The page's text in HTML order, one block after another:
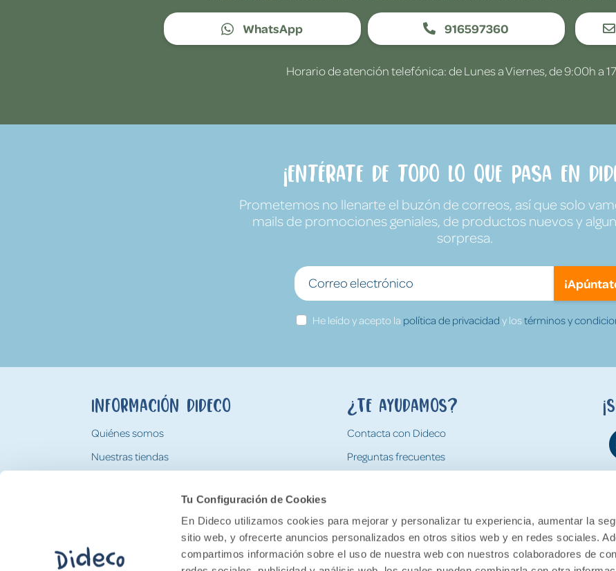
Tu Configuración de Cookies
En Dideco utilizamos cookies para mejorar y personalizar tu experiencia, aumentar la
sitio web, y ofrecerte anuncios personalizados en otros sitios web y en redes sociales.
compartimos información sobre el uso de nuestra web con nuestros colaboradores de
WhatsApp 916597360
Horario de atención telefónica: de Lunes a Viernes, de 9:00h a
¡Entérate de todo lo que pasa en
Prometemos no llenarte el buzón de correos, así que solo
mails de promociones geniales, de productos nuevos y
sorpresa.
He leído y acepto la política de privacidad y lostérminos y
Información Dideco
Quiénes somos
Nuestras tiendas
Tarjeta Regalo Dideco
¿Te ayudamos?
Contacta con Dideco
Preguntas frecuentes
Devoluciones